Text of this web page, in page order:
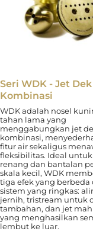
Seri WDK - Jet Dek
Kombinasi
WDK adalah nosel
tahan lama yang
menggabungkan jet
kombinasi,
fitur air sekaligus
fleksibilitas. Ideal
renang dan bantalan
skala kecil, WDK
tiga efek yang berbeda
sistem yang ringkas:
jernih, tristream untuk
tambahan, dan jet
yang menghasilkan
lembut ke luar.